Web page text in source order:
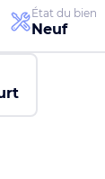
État du bien
Neuf